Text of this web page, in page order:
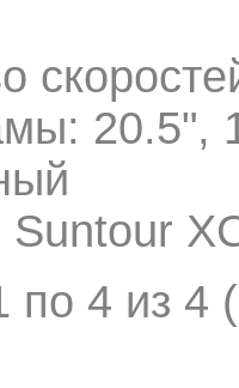
20.5",
Suntour
по 4 из 4